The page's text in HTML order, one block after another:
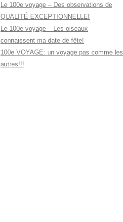
Le 100e voyage – Des observations de
QUALITÉ EXCEPTIONNELLE!
Le 100e voyage – Les oiseaux
connaissent ma date de fête!
100e VOYAGE: un voyage pas comme les
autres!!!